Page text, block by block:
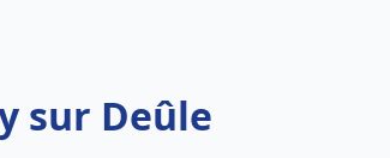
sur Deûle